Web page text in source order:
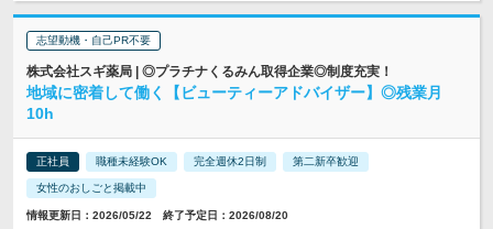
志望動機・自己PR不要
株式会社スギ薬局 | ◎プラチナくるみん取得企業◎制度充実！
地域に密着して働く【ビューティーアドバイザー】◎残業月
10h
正社員 職種未経験OK 完全週休2日制 第二新卒歓迎
女性のおしごと掲載中
情報更新日：2026/05/22 終了予定日：2026/08/20